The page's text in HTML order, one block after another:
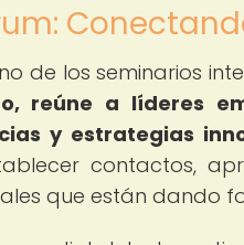
de los seminarios
reúne a líderes
y estrategias
contactos,
que están dando